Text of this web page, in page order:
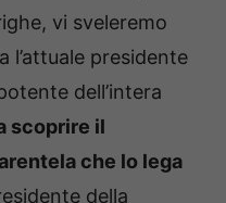
vi sveleremo
l’attuale presidente
dell’intera
scoprire il
che lo lega
della